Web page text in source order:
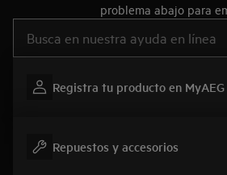
problema abajo para
Registra tu producto en MyAEG
Repuestos y accesorios